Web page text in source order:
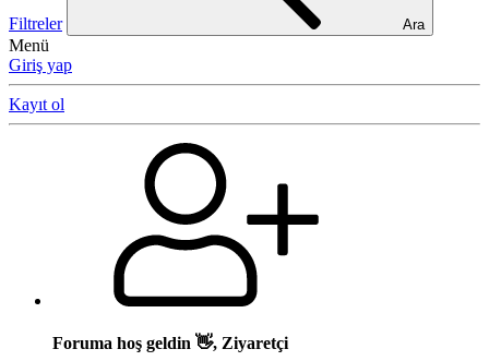
Filtreler Ara
Menü
Giriş yap
Kayıt ol
Foruma hoş geldin 👋, Ziyaretçi